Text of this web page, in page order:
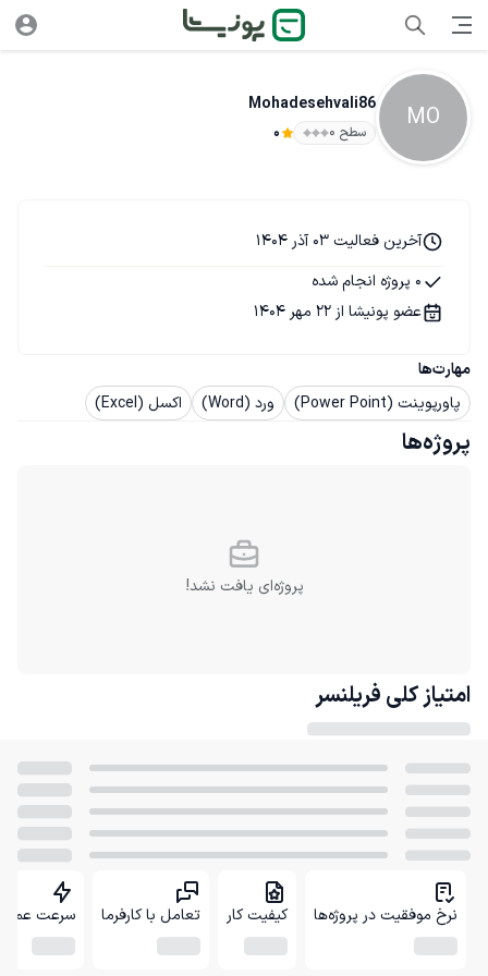
MO
Mohadesehvali86
سطح ۰ 0
مهارت‌ها
پاورپوینت (Power Point)
ورد (Word) اکسل (Excel)
آخرین فعالیت 03 آذر 1404
0 پروژه انجام شده
عضو پونیشا از 22 مهر 1404
پروژه‌ها
پروژه‌ای یافت نشد!
امتیاز کلی فریلنسر
نرخ موفقیت در پروژه‌ها کیفیت کار تعامل با کارفرما سرعت عمل